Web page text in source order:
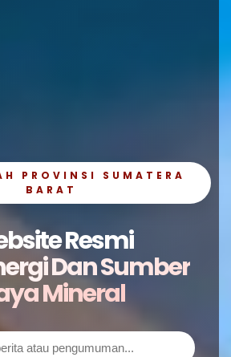
PROVINSI SUMATERA
BARAT
Resmi
Dan Sumber
Mineral